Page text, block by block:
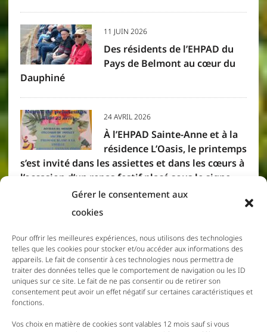
Gérer le consentement aux
cookies
Pour offrir les meilleures expériences, nous utilisons des technologies
telles que les cookies pour stocker et/ou accéder aux informations des
appareils. Le fait de consentir à ces technologies nous permettra de
traiter des données telles que le comportement de navigation ou les ID
uniques sur ce site. Le fait de ne pas consentir ou de retirer son
consentement peut avoir un effet négatif sur certaines caractéristiques et
fonctions.
Vos choix en matière de cookies sont valables 12 mois sauf si vous
11 JUIN 2026
Des résidents de l’EHPAD du
Pays de Belmont au cœur du
Dauphiné
24 AVRIL 2026
À l’EHPAD Sainte-Anne et à la
résidence L’Oasis, le printemps
s’est invité dans les assiettes et dans les cœurs à
l’occasion d’un repas festif placé sous le signe
des saveurs créoles. Résidents et membres du
personnel se sont réunis pour partager un
moment convivial, où la gourmandise et la
bonne humeur étaient à l’honneur.
11 DÉCEMBRE 2025
Menus du 15 au 21 Décembre